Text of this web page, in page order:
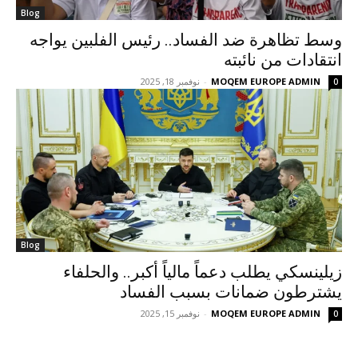
Blog
وسط تظاهرة ضد الفساد.. رئيس الفلبين يواجه
انتقادات من نائبته
MOQEM EUROPE ADMIN
- نوفمبر 18, 2025 0
Blog
زيلينسكي يطلب دعماً مالياً أكبر.. والحلفاء
يشترطون ضمانات بسبب الفساد
MOQEM EUROPE ADMIN
- نوفمبر 15, 2025 0